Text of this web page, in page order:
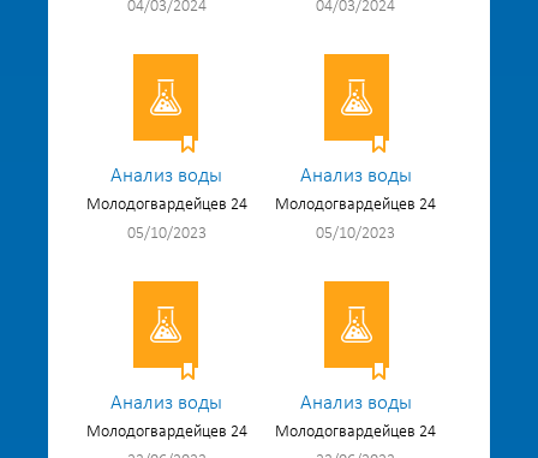
04/03/2024
04/03/2024
Анализ воды
Молодогвардейцев 24
05/10/2023
Анализ воды
Молодогвардейцев 24
05/10/2023
Анализ воды
Молодогвардейцев 24
Анализ воды
Молодогвардейцев 24